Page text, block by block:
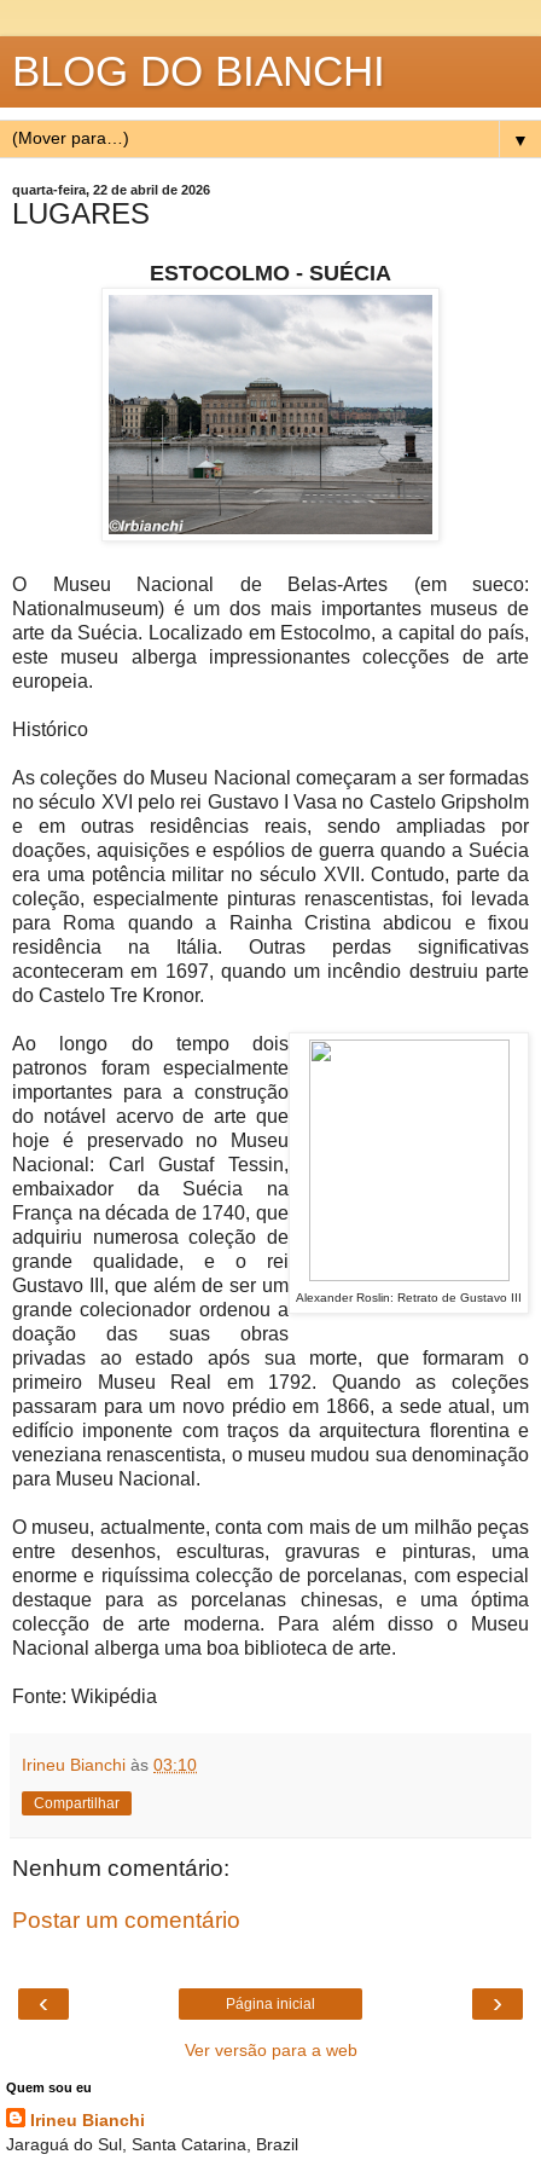
BLOG DO BIANCHI
▼
quarta-feira, 22 de abril de 2026
LUGARES
ESTOCOLMO - SUÉCIA
O Museu Nacional de Belas-Artes (em sueco:
Nationalmuseum) é um dos mais importantes museus de
arte da Suécia. Localizado em Estocolmo, a capital do país,
este museu alberga impressionantes colecções de arte
europeia.
Histórico
As coleções do Museu Nacional começaram a ser formadas
no século XVI pelo rei Gustavo I Vasa no Castelo Gripsholm
e em outras residências reais, sendo ampliadas por
doações, aquisições e espólios de guerra quando a Suécia
era uma potência militar no século XVII. Contudo, parte da
coleção, especialmente pinturas renascentistas, foi levada
para Roma quando a Rainha Cristina abdicou e fixou
residência na Itália. Outras perdas significativas
aconteceram em 1697, quando um incêndio destruiu parte
do Castelo Tre Kronor.
Alexander Roslin: Retrato de Gustavo III
Ao longo do tempo dois
patronos foram especialmente
importantes para a construção
do notável acervo de arte que
hoje é preservado no Museu
Nacional: Carl Gustaf Tessin,
embaixador da Suécia na
França na década de 1740, que
adquiriu numerosa coleção de
grande qualidade, e o rei
Gustavo III, que além de ser um
grande colecionador ordenou a
doação das suas obras
privadas ao estado após sua morte, que formaram o
primeiro Museu Real em 1792. Quando as coleções
passaram para um novo prédio em 1866, a sede atual, um
edifício imponente com traços da arquitectura florentina e
veneziana renascentista, o museu mudou sua denominação
para Museu Nacional.
O museu, actualmente, conta com mais de um milhão peças
entre desenhos, esculturas, gravuras e pinturas, uma
enorme e riquíssima colecção de porcelanas, com especial
destaque para as porcelanas chinesas, e uma óptima
colecção de arte moderna. Para além disso o Museu
Nacional alberga uma boa biblioteca de arte.
Fonte: Wikipédia
Irineu Bianchi às 03:10
Compartilhar
Nenhum comentário:
Postar um comentário
‹ ›
Página inicial
Ver versão para a web
Quem sou eu
Irineu Bianchi
Jaraguá do Sul, Santa Catarina, Brazil